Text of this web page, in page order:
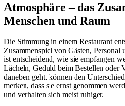
Atmosphäre – das
Menschen und Raum
Die Stimmung in einem Restaurant
Zusammenspiel von Gästen,
ist entscheidend, wie sie empfangen
Lächeln, Geduld beim Bestellen oder
daneben geht, können den
merken, dass sie ernst genommen
und verhalten sich meist ruhiger.